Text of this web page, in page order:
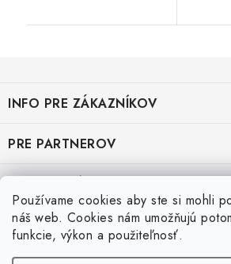
Používame cookies aby ste si mohli
náš web. Cookies nám umožňujú
funkcie, výkon a použiteľnosť.
p
ä
i
INFO PRE ZÁKAZNÍKOV
OBCHODNÉ PODMIENKY
OCHRANA OSOBNÝCH ÚDAJOV
PRE PARTNEROV
KATALÓG OBUVI A OPP ČERVA
KATALÓG OBUVI A OPP CXS
KATALÓG OBUVI BIRKENSTOCK
Veľkostná tabuľka obuvi SKECHER
Veľkostná tabuľka obuvi ARTRA
Posledné hodnotenie produktov